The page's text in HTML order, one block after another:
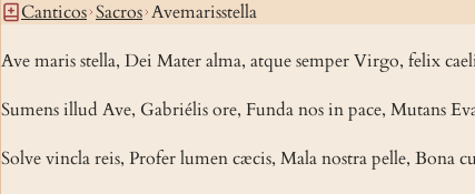
Canticos Sacros Avemarisstella
Ave maris stella, Dei Mater alma, atque semper Virgo, felix
Sumens illud Ave, Gabriélis ore, Funda nos in pace, Mutans
Solve vincla reis, Profer lumen cæcis, Mala nostra pelle, Bona